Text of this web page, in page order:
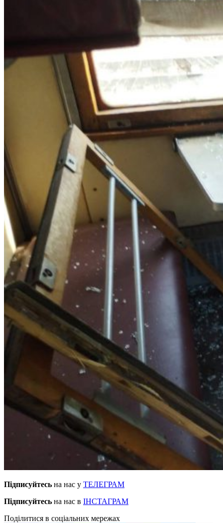
Підписуйтесь на нас у ТЕЛЕГРАМ
Підписуйтесь на нас в ІНСТАГРАМ
Поділитися в соціальних мережах